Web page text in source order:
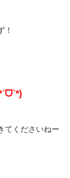
！
てくださいねー